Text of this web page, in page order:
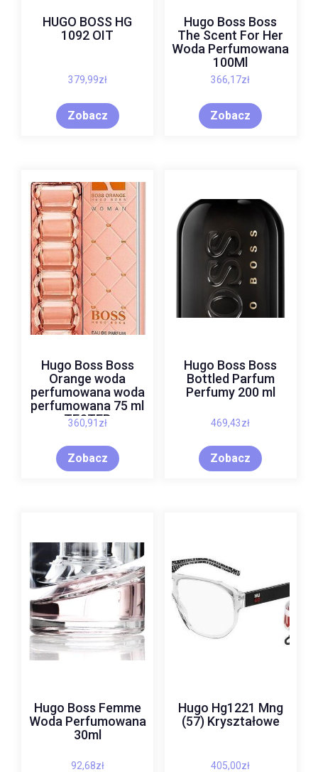
HUGO BOSS HG
1092 OIT
379,99zł
Zobacz
Hugo Boss Boss
The Scent For Her
Woda Perfumowana
100Ml
366,17zł
Zobacz
Hugo Boss Boss
Orange woda
perfumowana woda
perfumowana 75 ml
TESTER
360,91 zł
Zobacz
Hugo Boss Boss
Bottled Parfum
Perfumy 200 ml
469,43zł
Zobacz
Hugo Boss Femme
Woda Perfumowana
30ml
92,68zł
Hugo Hg1221 Mng
(57) Kryształowe
405,00zł